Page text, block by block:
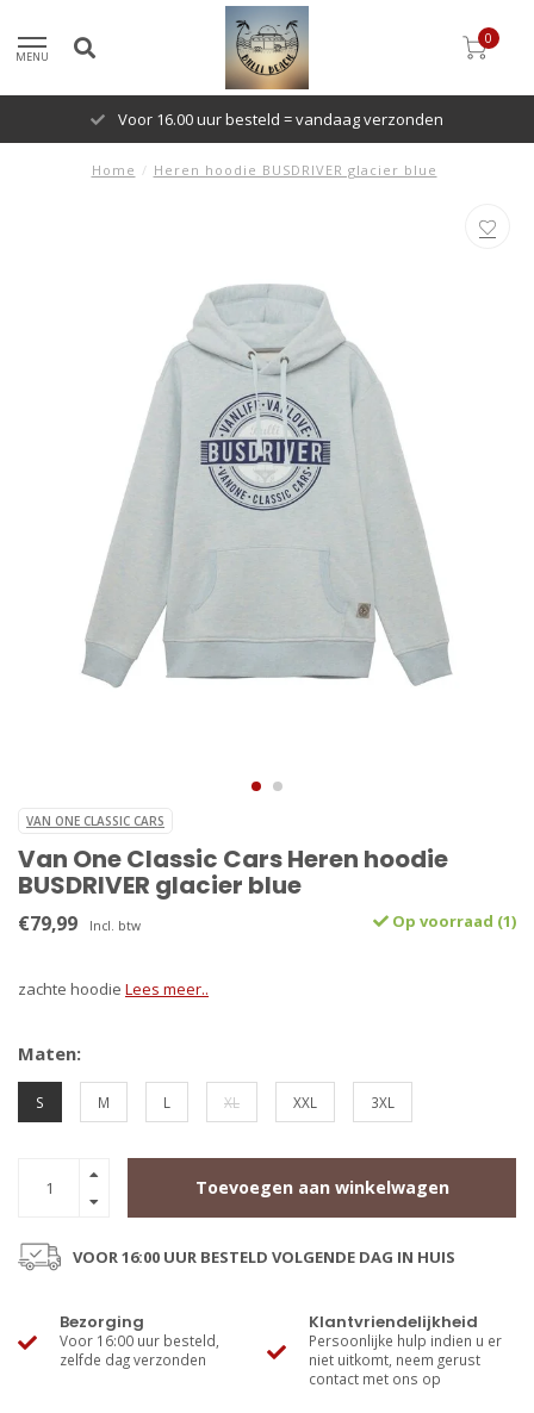
MENU
0
Voor 16.00 uur besteld = vandaag verzonden
Home / Heren hoodie BUSDRIVER glacier blue
VAN ONE CLASSIC CARS
Van One Classic Cars Heren hoodie
BUSDRIVER glacier blue
€79,99 Incl. btw Op voorraad (1)
zachte hoodie Lees meer..
Maten:
S M L XL XXL 3XL
Toevoegen aan winkelwagen
VOOR 16:00 UUR BESTELD VOLGENDE DAG IN HUIS
Bezorging
Voor 16:00 uur besteld,
zelfde dag verzonden
Klantvriendelijkheid
Persoonlijke hulp indien u er
niet uitkomt, neem gerust
contact met ons op